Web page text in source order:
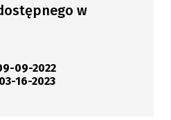
w
09-2022
03-16-2023